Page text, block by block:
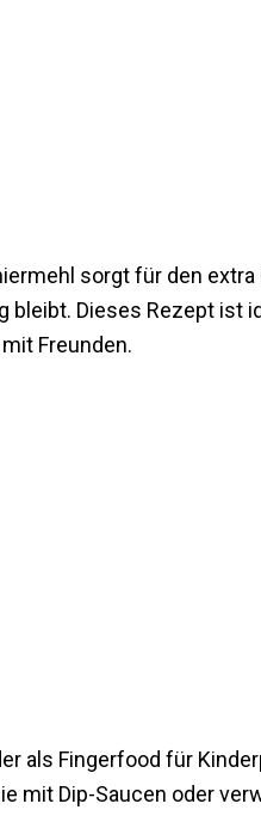
sorgt für den
Dieses Rezept ist
Freunden.
als Fingerfood für
mit Dip-Saucen oder